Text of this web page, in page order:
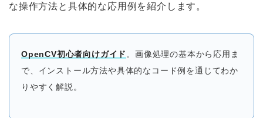
な操作方法と具体的な応用例を紹介します。
OpenCV初心者向けガイド 。画像処理の基本から応用ま
で、インストール方法や具体的なコード例を通じてわか
りやすく解説。